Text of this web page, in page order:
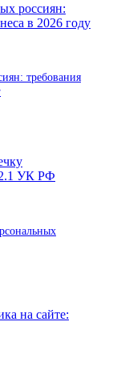
требования